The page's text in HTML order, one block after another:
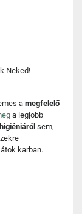
Neked! -
a megfelelő
a legjobb
sem,
karban.